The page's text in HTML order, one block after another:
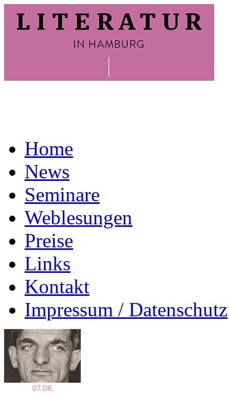
Home
News
Seminare
Weblesungen
Preise
Links
Kontakt
Impressum / Datenschutz